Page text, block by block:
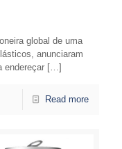
global de uma
anunciaram
endereçar […]
Read more